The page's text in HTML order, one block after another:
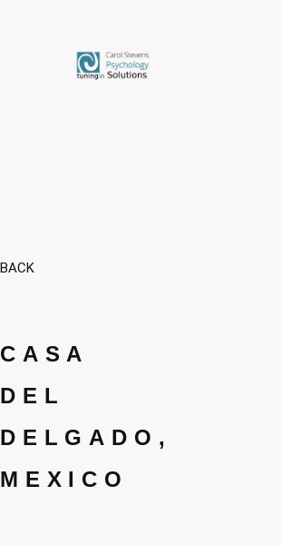
BACK
CASA
DEL
DELGADO,
MEXICO